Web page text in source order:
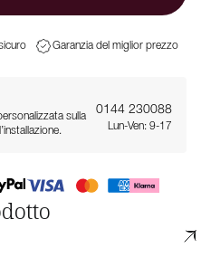
Garanzia del miglior prezzo
sulla
0144 230088
Lun-Ven: 9-17